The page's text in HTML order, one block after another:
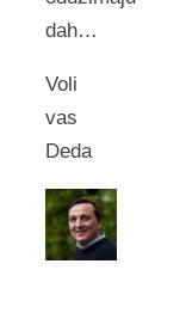
dah…
Voli
vas
Deda